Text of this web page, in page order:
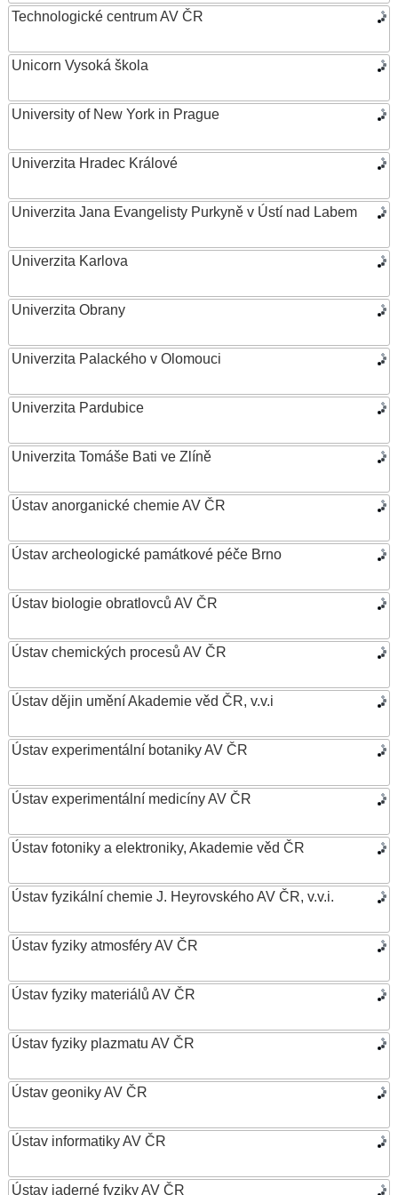
Technologické centrum AV ČR
Unicorn Vysoká škola
University of New York in Prague
Univerzita Hradec Králové
Univerzita Jana Evangelisty Purkyně v Ústí nad Labem
Univerzita Karlova
Univerzita Obrany
Univerzita Palackého v Olomouci
Univerzita Pardubice
Univerzita Tomáše Bati ve Zlíně
Ústav anorganické chemie AV ČR
Ústav archeologické památkové péče Brno
Ústav biologie obratlovců AV ČR
Ústav chemických procesů AV ČR
Ústav dějin umění Akademie věd ČR, v.v.i
Ústav experimentální botaniky AV ČR
Ústav experimentální medicíny AV ČR
Ústav fotoniky a elektroniky, Akademie věd ČR
Ústav fyzikální chemie J. Heyrovského AV ČR, v.v.i.
Ústav fyziky atmosféry AV ČR
Ústav fyziky materiálů AV ČR
Ústav fyziky plazmatu AV ČR
Ústav geoniky AV ČR
Ústav informatiky AV ČR
Ústav jaderné fyziky AV ČR